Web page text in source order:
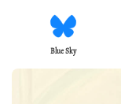
Blue Sky